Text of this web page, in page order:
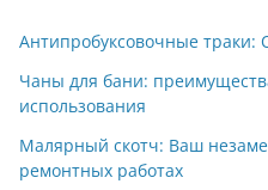
Антипробуксовочные
Чаны для бани:
использования
Малярный скотч: Ваш
ремонтных работах